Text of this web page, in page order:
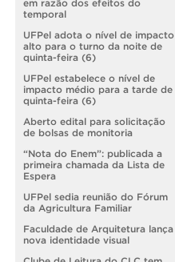
em razão dos efeitos do
temporal
UFPel adota o nível de impacto
alto para o turno da noite de
quinta-feira (6)
UFPel estabelece o nível de
impacto médio para a tarde de
quinta-feira (6)
Aberto edital para solicitação
de bolsas de monitoria
“Nota do Enem”: publicada a
primeira chamada da Lista de
Espera
UFPel sedia reunião do Fórum
da Agricultura Familiar
Faculdade de Arquitetura lança
nova identidade visual